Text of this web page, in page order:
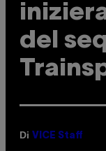
del
Di VICE Staff